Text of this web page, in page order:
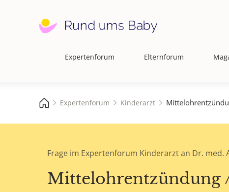
Hauptnavigation
Expertenforum Elternforum
Expertenforum Kinderarzt
Frage im Expertenforum Kinderarzt an Dr. med.
Mittelohrentzündung